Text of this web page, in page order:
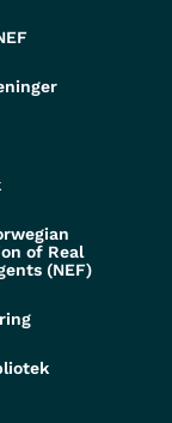
of Real
(NEF)